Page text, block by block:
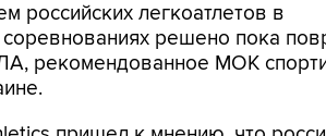
российских легкоатлетов в
решено пока
рекомендованное МОК